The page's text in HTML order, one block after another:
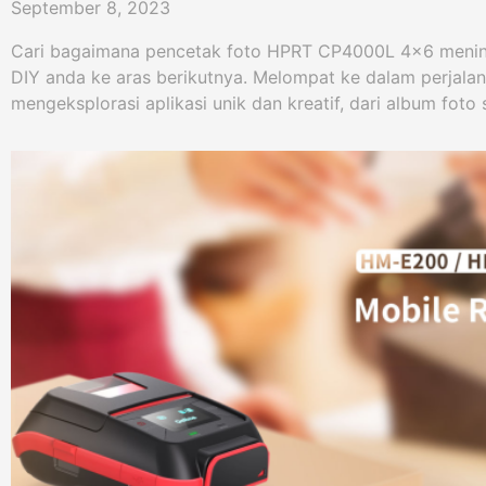
September 8, 2023
Cari bagaimana pencetak foto HPRT CP4000L 4x6
DIY anda ke aras berikutnya. Melompat ke dalam
mengeksplorasi aplikasi unik dan kreatif, dari album foto